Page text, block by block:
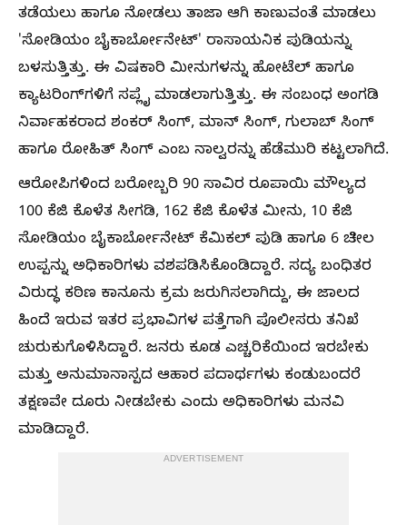
ತಡೆಯಲು ಹಾಗೂ ನೋಡಲು ತಾಜಾ ಆಗಿ ಕಾಣುವಂತೆ ಮಾಡಲು
'ಸೋಡಿಯಂ ಬೈಕಾರ್ಬೋನೇಟ್' ರಾಸಾಯನಿಕ ಪುಡಿಯನ್ನು
ಬಳಸುತ್ತಿತ್ತು. ಈ ವಿಷಕಾರಿ ಮೀನುಗಳನ್ನು ಹೋಟೆಲ್‌ ಹಾಗೂ
ಕ್ಯಾಟರಿಂಗ್‌ಗಳಿಗೆ ಸಪ್ಲೈ ಮಾಡಲಾಗುತ್ತಿತ್ತು. ಈ ಸಂಬಂಧ ಅಂಗಡಿ
ನಿರ್ವಾಹಕರಾದ ಶಂಕರ್ ಸಿಂಗ್, ಮಾನ್ ಸಿಂಗ್, ಗುಲಾಬ್ ಸಿಂಗ್
ಹಾಗೂ ರೋಹಿತ್ ಸಿಂಗ್ ಎಂಬ ನಾಲ್ವರನ್ನು ಹೆಡೆಮುರಿ ಕಟ್ಟಲಾಗಿದೆ.
ಆರೋಪಿಗಳಿಂದ ಬರೋಬ್ಬರಿ 90 ಸಾವಿರ ರೂಪಾಯಿ ಮೌಲ್ಯದ
100 ಕೆಜಿ ಕೊಳೆತ ಸೀಗಡಿ, 162 ಕೆಜಿ ಕೊಳೆತ ಮೀನು, 10 ಕೆಜಿ
ಸೋಡಿಯಂ ಬೈಕಾರ್ಬೋನೇಟ್ ಕೆಮಿಕಲ್ ಪುಡಿ ಹಾಗೂ 6 ಚೀಲ
ಉಪ್ಪನ್ನು ಅಧಿಕಾರಿಗಳು ವಶಪಡಿಸಿಕೊಂಡಿದ್ದಾರೆ. ಸದ್ಯ ಬಂಧಿತರ
ವಿರುದ್ಧ ಕಠಿಣ ಕಾನೂನು ಕ್ರಮ ಜರುಗಿಸಲಾಗಿದ್ದು, ಈ ಜಾಲದ
ಹಿಂದೆ ಇರುವ ಇತರ ಪ್ರಭಾವಿಗಳ ಪತ್ತೆಗಾಗಿ ಪೊಲೀಸರು ತನಿಖೆ
ಚುರುಕುಗೊಳಿಸಿದ್ದಾರೆ. ಜನರು ಕೂಡ ಎಚ್ಚರಿಕೆಯಿಂದ ಇರಬೇಕು
ಮತ್ತು ಅನುಮಾನಾಸ್ಪದ ಆಹಾರ ಪದಾರ್ಥಗಳು ಕಂಡುಬಂದರೆ
ತಕ್ಷಣವೇ ದೂರು ನೀಡಬೇಕು ಎಂದು ಅಧಿಕಾರಿಗಳು ಮನವಿ
ಮಾಡಿದ್ದಾರೆ.
ADVERTISEMENT